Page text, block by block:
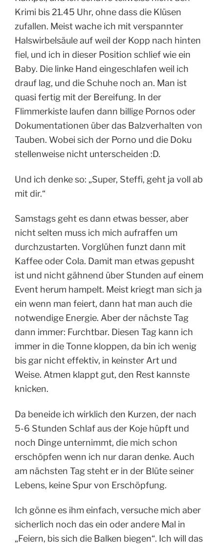
Krimi bis 21.45 Uhr, ohne dass die Klüsen
zufallen. Meist wache ich mit verspannter
Halswirbelsäule auf weil der Kopp nach hinten
fiel, und ich in dieser Position schlief wie ein
Baby. Die linke Hand eingeschlafen weil ich
drauf lag, und die Schuhe noch an. Man ist
quasi fertig mit der Bereifung. In der
Flimmerkiste laufen dann billige Pornos oder
Dokumentationen über das Balzverhalten von
Tauben. Wobei sich der Porno und die Doku
stellenweise nicht unterscheiden :D.
Und ich denke so: „Super, Steffi, geht ja voll ab
mit dir.“
Samstags geht es dann etwas besser, aber
nicht selten muss ich mich aufraffen um
durchzustarten. Vorglühen funzt dann mit
Kaffee oder Cola. Damit man etwas gepusht
ist und nicht gähnend über Stunden auf einem
Event herum hampelt. Meist kriegt man sich ja
ein wenn man feiert, dann hat man auch die
notwendige Energie. Aber der nächste Tag
dann immer: Furchtbar. Diesen Tag kann ich
immer in die Tonne kloppen, da bin ich wenig
bis gar nicht effektiv, in keinster Art und
Weise. Atmen klappt gut, den Rest kannste
knicken.
Da beneide ich wirklich den Kurzen, der nach
5-6 Stunden Schlaf aus der Koje hüpft und
noch Dinge unternimmt, die mich schon
erschöpfen wenn ich nur daran denke. Auch
am nächsten Tag steht er in der Blüte seiner
Lebens, keine Spur von Erschöpfung.
Ich gönne es ihm einfach, versuche mich aber
sicherlich noch das ein oder andere Mal in
„Feiern, bis sich die Balken biegen“. Ich will das